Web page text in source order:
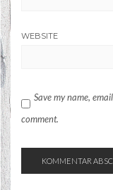
WEBSITE
Save my name,
comment.